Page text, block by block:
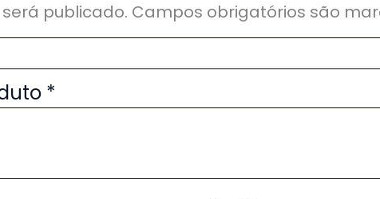
publicado. Campos obrigatórios são
*